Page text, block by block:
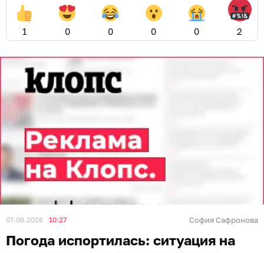
1 0 0 0 0 2
07.08.2026 10:27 София Сафронова
Погода испортилась: ситуация на